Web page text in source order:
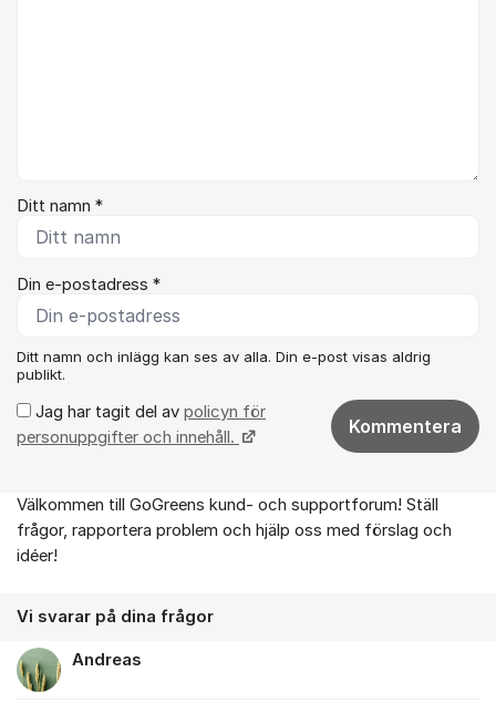
Ditt namn *
Din e-postadress *
Ditt namn och inlägg kan ses av alla. Din e-post visas aldrig
publikt.
Jag har tagit del av policyn för
personuppgifter och innehåll.
Kommentera
Om forumet
Välkommen till GoGreens kund- och supportforum! Ställ
frågor, rapportera problem och hjälp oss med förslag och
idéer!
Vi svarar på dina frågor
Andreas